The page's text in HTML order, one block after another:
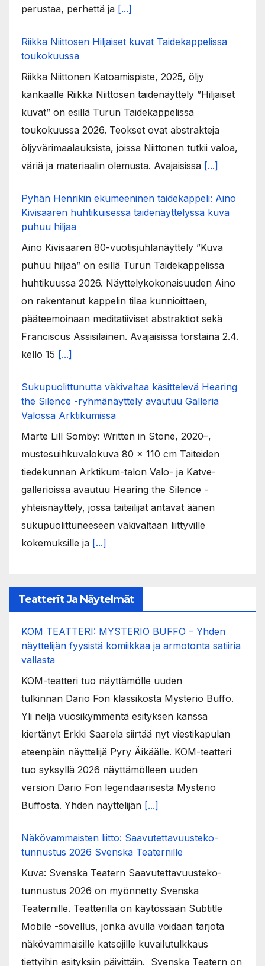
perustaa, perhettä ja [...]
Riikka Niittosen Hiljaiset kuvat Taidekappelissa
toukokuussa
Riikka Niittonen Katoamispiste, 2025, öljy
kankaalle Riikka Niittosen taidenäyttely ”Hiljaiset
kuvat” on esillä Turun Taidekappelissa
toukokuussa 2026. Teokset ovat abstrakteja
öljyvärimaalauksista, joissa Niittonen tutkii valoa,
väriä ja materiaalin olemusta. Avajaisissa [...]
Pyhän Henrikin ekumeeninen taidekappeli: Aino
Kivisaaren huhtikuisessa taidenäyttelyssä kuva
puhuu hiljaa
Aino Kivisaaren 80-vuotisjuhlanäyttely ”Kuva
puhuu hiljaa” on esillä Turun Taidekappelissa
huhtikuussa 2026. Näyttelykokonaisuuden Aino
on rakentanut kappelin tilaa kunnioittaen,
pääteemoinaan meditatiiviset abstraktiot sekä
Franciscus Assisilainen. Avajaisissa torstaina 2.4.
kello 15 [...]
Sukupuolittunutta väkivaltaa käsittelevä Hearing
the Silence -ryhmänäyttely avautuu Galleria
Valossa Arktikumissa
Marte Lill Somby: Written in Stone, 2020–,
mustesuihkuvalokuva 80 x 110 cm Taiteiden
tiedekunnan Arktikum-talon Valo- ja Katve-
gallerioissa avautuu Hearing the Silence -
yhteisnäyttely, jossa taiteilijat antavat äänen
sukupuolittuneeseen väkivaltaan liittyville
kokemuksille ja [...]
Teatterit Ja Näytelmät
KOM TEATTERI: MYSTERIO BUFFO – Yhden
näyttelijän fyysistä komiikkaa ja armotonta satiiria
vallasta
KOM-teatteri tuo näyttämölle uuden
tulkinnan Dario Fon klassikosta Mysterio Buffo.
Yli neljä vuosikymmentä esityksen kanssa
kiertänyt Erkki Saarela siirtää nyt viestikapulan
eteenpäin näyttelijä Pyry Äikäälle. KOM-teatteri
tuo syksyllä 2026 näyttämölleen uuden
version Dario Fon legendaarisesta Mysterio
Buffosta. Yhden näyttelijän [...]
Näkövammaisten liitto: Saavutettavuusteko-
tunnustus 2026 Svenska Teaternille
Kuva: Svenska Teatern Saavutettavuusteko-
tunnustus 2026 on myönnetty Svenska
Teaternille. Teatterilla on käytössään Subtitle
Mobile -sovellus, jonka avulla voidaan tarjota
näkövammaisille katsojille kuvailutulkkaus
tiettyihin esityksiin päivittäin. Svenska Teatern on